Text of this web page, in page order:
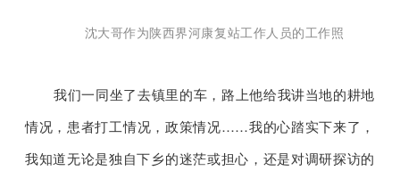
沈大哥作为陕西界河康复站工作人员的工作照
我们一同坐了去镇里的车，路上他给我讲当地的耕地
情况，患者打工情况，政策情况……我的心踏实下来了，
我知道无论是独自下乡的迷茫或担心，还是对调研探访的